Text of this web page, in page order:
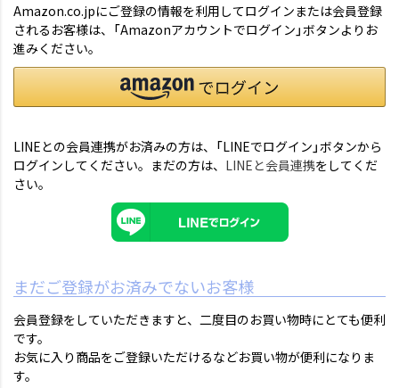
Amazon.co.jpにご登録の情報を利用してログインまたは会員登録
されるお客様は、「Amazonアカウントでログイン」ボタンよりお
進みください。
LINEとの会員連携がお済みの方は、「LINEでログイン」ボタンから
ログインしてください。まだの方は、 LINEと会員連携をしてくだ
さい。
まだご登録がお済みでないお客様
会員登録をしていただきますと、二度目のお買い物時にとても便利
です。
お気に入り商品をご登録いただけるなどお買い物が便利になりま
す。